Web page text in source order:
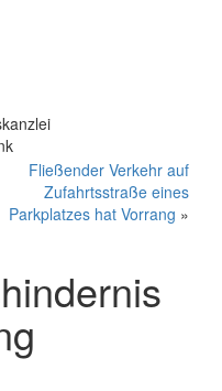
Fließender Verkehr auf
Zufahrtsstraße eines
Parkplatzes hat Vorrang »